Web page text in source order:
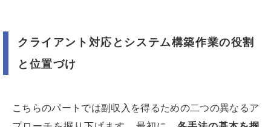
クライアント対応とシステム構築作業の役割
と位置づけ
こちらのパートでは副収入を得るための二つの異なるア